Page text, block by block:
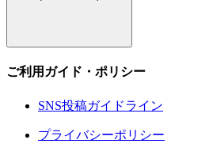
ご利用ガイド・ポリシー
SNS投稿ガイドライン
プライバシーポリシー